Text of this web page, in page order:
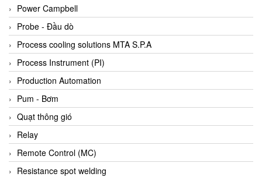
Bihl+wiedemann
Bilz
Binder Connector
Biotech
BirdX Vietnam
BK Vibro
Black Box
BlackBox Vietnam
BLAGDON PUMP
Bloom Engineering
Power Campbell
Probe - Đầu dò
Process cooling solutions MTA S.P.A
Process Instrument (PI)
Production Automation
Pum - Bơm
Quạt thông gió
Relay
Remote Control (MC)
Resistance spot welding